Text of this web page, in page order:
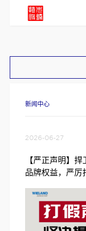
新闻中心
2026-06-27
【严正声明】
品牌权益，严厉